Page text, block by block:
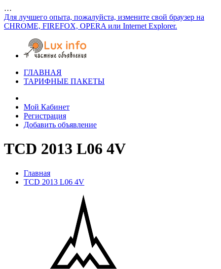
…
Для лучшего опыта, пожалуйста, измените свой браузер на
CHROME, FIREFOX, OPERA или Internet Explorer.
ГЛАВНАЯ
ТАРИФНЫЕ ПАКЕТЫ
Мой Кабинет
Регистрация
Добавить объявление
TCD 2013 L06 4V
Главная
TCD 2013 L06 4V